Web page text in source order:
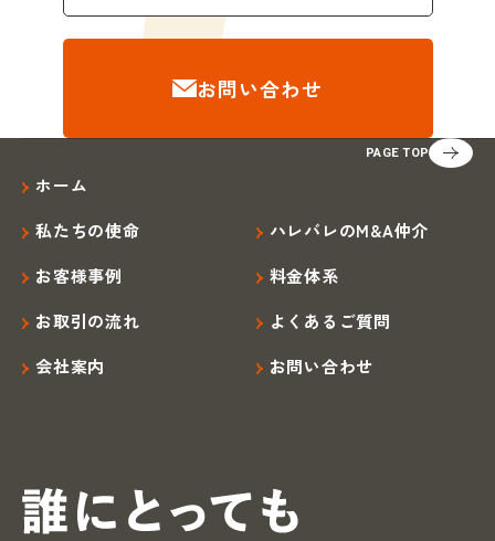
お問い合わせ
PAGE TOP
ホーム
私たちの使命
ハレバレのM&A仲介
お客様事例
料金体系
お取引の流れ
よくあるご質問
会社案内
お問い合わせ